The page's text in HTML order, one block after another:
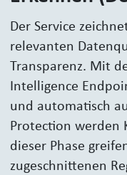
Der Service
relevanten
Transparenz. Mit
Intelligence
und automatisch
Protection werden
dieser Phase
zugeschnittenen